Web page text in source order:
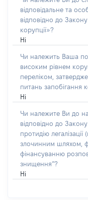
відповідальне та
відповідно до
корупції»?
Ні
Чи належить Ваша
високим рівнем
переліком,
питань запобігання
Ні
Чи належите Ви до
відповідно до
протидію
злочинним шляхом,
фінансуванню
знищення”?
Ні